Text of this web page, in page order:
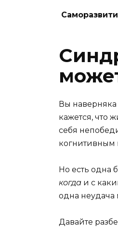
Вы наверняка
кажется, что
себя
когнитивным
Но есть одна
когда и с
одна неудача
Давайте